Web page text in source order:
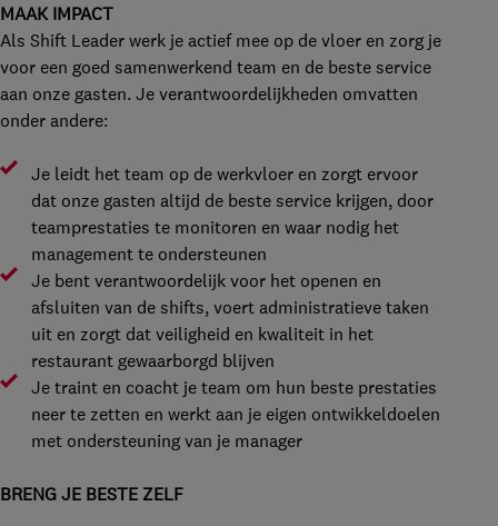
MAAK IMPACT
Als Shift Leader werk je actief mee op de vloer en zorg je
voor een goed samenwerkend team en de beste service
aan onze gasten. Je verantwoordelijkheden omvatten
onder andere:
Je leidt het team op de werkvloer en zorgt ervoor
dat onze gasten altijd de beste service krijgen, door
teamprestaties te monitoren en waar nodig het
management te ondersteunen
Je bent verantwoordelijk voor het openen en
afsluiten van de shifts, voert administratieve taken
uit en zorgt dat veiligheid en kwaliteit in het
restaurant gewaarborgd blijven
Je traint en coacht je team om hun beste prestaties
neer te zetten en werkt aan je eigen ontwikkeldoelen
met ondersteuning van je manager
BRENG JE BESTE ZELF